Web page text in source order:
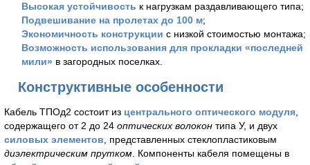
Высокая устойчивость к нагрузкам раздавливающего типа;
Подвешивание на пролетах до 100 м;
Экономичность конструкции с низкой стоимостью монтажа;
Возможность использования для прокладки «последней
мили» в загородных поселках.
Конструктивные особенности
Кабель ТПОд2 состоит из центрального оптического модуля,
содержащего от 2 до 24 оптических волокон типа У, и двух
силовых элементов, представленных стеклопластиковым
диэлектрическим прутком. Компоненты кабеля помещены в